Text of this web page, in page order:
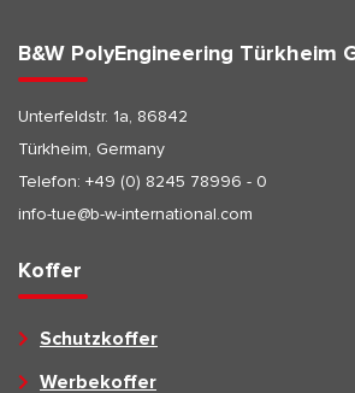
B&W PolyEngineering Türkheim
Unterfeldstr. 1a, 86842
Türkheim, Germany
Telefon: +49 (0) 8245 78996 - 0
info-tue@b-w-international.com
Koffer
Schutzkoffer
Werbekoffer